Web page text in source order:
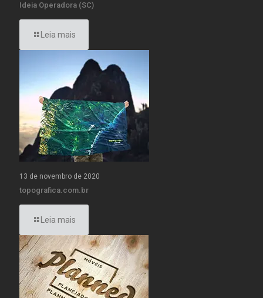
Ideia Operadora (SC)
Leia mais
13 de novembro de 2020
topografica.com.br
Leia mais